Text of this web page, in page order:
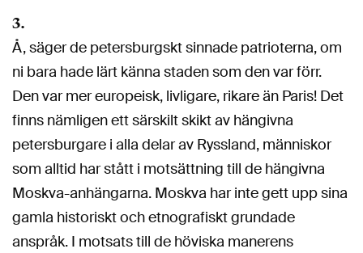
3.
Å, säger de petersburgskt sinnade patrioterna, om
ni bara hade lärt känna staden som den var förr.
Den var mer europeisk, livligare, rikare än Paris! Det
finns nämligen ett särskilt skikt av hängivna
petersburgare i alla delar av Ryssland, människor
som alltid har stått i motsättning till de hängivna
Moskva-anhängarna. Moskva har inte gett upp sina
gamla historiskt och etnografiskt grundade
anspråk. I motsats till de höviska manerens